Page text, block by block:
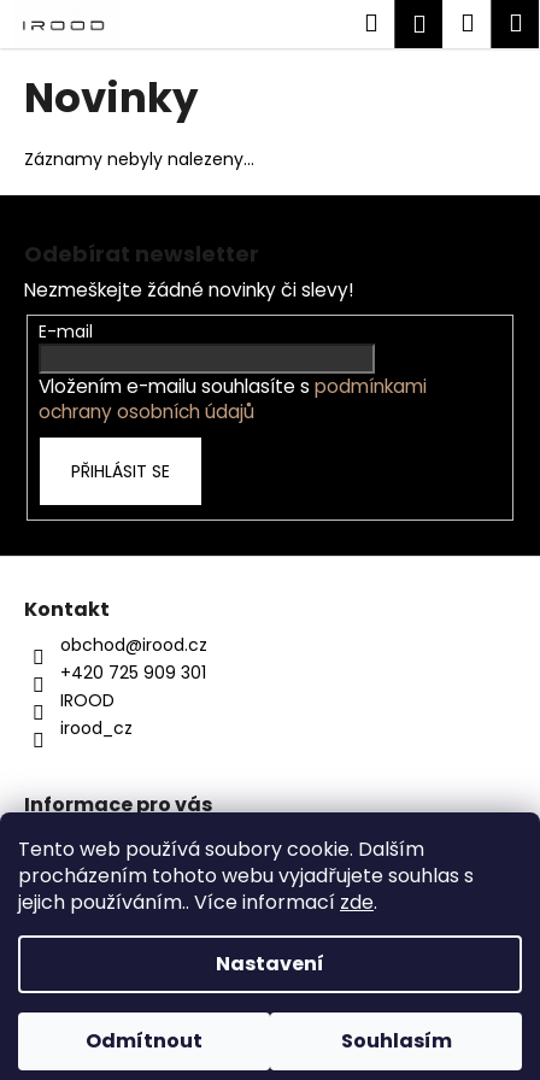
Tento web používá soubory cookie. Dalším
procházením tohoto webu vyjadřujete souhlas s
jejich používáním.. Více informací zde.
Nastavení
Odmítnout Souhlasím
obsah
Pro atypický produkt nás neváhej kontaktovat
Hledat
Novinky
Záznamy nebyly nalezeny...
o
o
p
t
ř
e
b
u
e
e
a
j
t
?
HLEDAT
Doporučujeme
Z
Odebírat newsletter
Nezmeškejte žádné novinky či slevy!
E-mail
Vložením e-mailu souhlasíte s podmínkami
ochrany osobních údajů
PŘIHLÁSIT SE
Kontakt
obchod@irood.cz
+420 725 909 301
IROOD
irood_cz
Informace pro vás
O nás
Kontakty
Obchodní podmínky
Copyright 2026Irood.cz . Všechna práva vyhrazena.